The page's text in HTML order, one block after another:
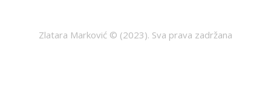
Zlatara Marković © (2023). Sva prava zadržana